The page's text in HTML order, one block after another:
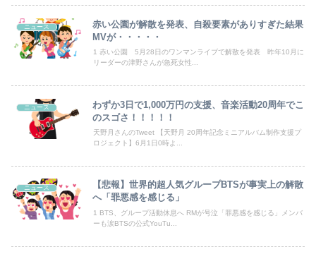
【画像】日焼け口リの締まったお尻っていいよね！ｗｗｗｗｗ
海外「日本なんて行くんじゃなかった…」 日本を知ってしまったディズニー信者、帰国後『本家』に失望する事態に
藤井聡太名人、記念品に27インチディスプレイを選択
ニュース
赤い公園が解散を発表、自殺要素がありすぎた結果
MVが・・・・・
1 赤い公園 5月28日のワンマンライブで解散を発表 昨年10月に
リーダーの津野さんが急死女性...
ニュース
わずか3日で1,000万円の支援、音楽活動20周年でこ
のスゴさ！！！！！
天野月さんのTweet 【天野月 20周年記念ミニアルバム制作支援プ
ロジェクト】6月1日0時よ...
ニュース
【悲報】世界的超人気グループBTSが事実上の解散
へ「罪悪感を感じる」
1 BTS、グループ活動休息へ RMが号泣「罪悪感を感じる」メンバ
ーも涙BTSの公式YouTu...